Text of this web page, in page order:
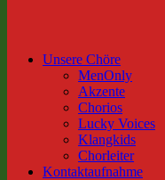
Unsere Chöre
MenOnly
Akzente
Chorios
Lucky Voices
Klangkids
Chorleiter
Kontaktaufnahme